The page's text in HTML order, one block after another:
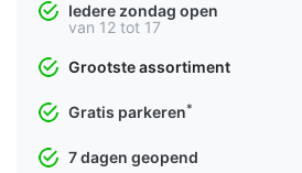
Iedere zondag open
van 12 tot 17
Grootste assortiment
Gratis parkeren*
7 dagen geopend